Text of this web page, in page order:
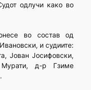
одлучи како во
во состав од
и судиите:
Јован Јосифовски,
Мурати, д-р Гзиме